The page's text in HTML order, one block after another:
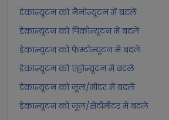
डेकान्यूटन को नैनोन्यूटन में बदलें
डेकान्यूटन को पिकोन्यूटन में बदलें
डेकान्यूटन को फेम्टोन्यूटन में बदलें
डेकान्यूटन को एट्टोन्यूटन में बदलें
डेकान्यूटन को जूल/मीटर में बदलें
डेकान्यूटन को जूल/सेंटीमीटर में बदलें